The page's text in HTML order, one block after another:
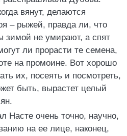
вянут, делаются
– рыжей, правда ли, что
зимой не умирают, а спят
ли прорасти те семена,
на промоине. Вот хорошо
их, посеять и посмотреть,
быть, вырастет целый
Насте очень точно, научно,
на ее лице, наконец,